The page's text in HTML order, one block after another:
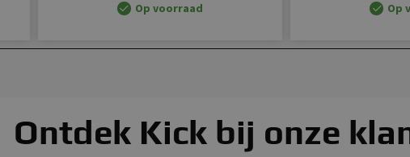
Op voorraad Op
Ontdek Kick bij onze